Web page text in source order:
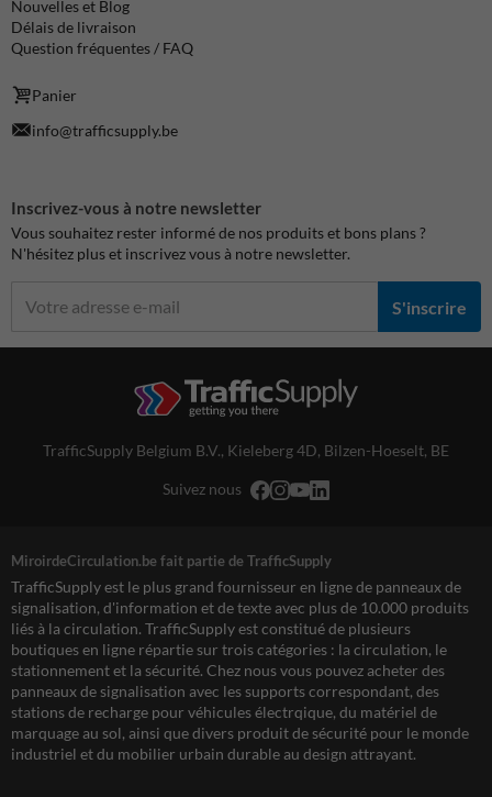
Nouvelles et Blog
Délais de livraison
Question fréquentes / FAQ
Panier
info@trafficsupply.be
Inscrivez-vous à notre newsletter
Vous souhaitez rester informé de nos produits et bons plans ?
N'hésitez plus et inscrivez vous à notre newsletter.
S'inscrire
TrafficSupply Belgium B.V., Kieleberg 4D, Bilzen-Hoeselt, BE
Suivez nous
MiroirdeCirculation.be fait partie de TrafficSupply
TrafficSupply est le plus grand fournisseur en ligne de panneaux de
signalisation, d'information et de texte avec plus de 10.000 produits
liés à la circulation. TrafficSupply est constitué de plusieurs
boutiques en ligne répartie sur trois catégories : la circulation, le
stationnement et la sécurité. Chez nous vous pouvez acheter des
panneaux de signalisation avec les supports correspondant, des
stations de recharge pour véhicules électrqique, du matériel de
marquage au sol, ainsi que divers produit de sécurité pour le monde
industriel et du mobilier urbain durable au design attrayant.